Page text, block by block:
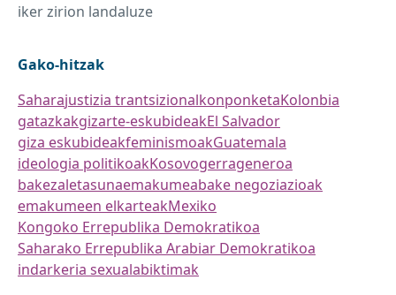
iker zirion landaluze
Gako-hitzak
Saharajustizia trantsizionalkonponketaKolonbia
gatazkakgizarte-eskubideakEl Salvador
giza eskubideakfeminismoakGuatemala
ideologia politikoakKosovogerrageneroa
bakezaletasunaemakumeabake negoziazioak
emakumeen elkarteakMexiko
Kongoko Errepublika Demokratikoa
Saharako Errepublika Arabiar Demokratikoa
indarkeria sexualabiktimak